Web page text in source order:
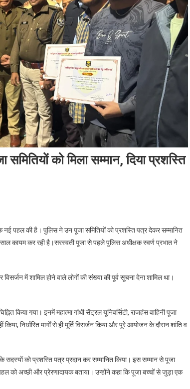
को मिला सम्मान, दिया प्रशस्ति
नई पहल की है। पुलिस ने उन पूजा समितियों को प्रशस्ति पत्र देकर सम्मानित
कायम कर रही है।सरस्वती पूजा से पहले पुलिस अधीक्षक स्वर्ण प्रभात ने
में शामिल होने वाले लोगों की संख्या की पूर्व सूचना देना शामिल था।
किया गया। इनमें महात्मा गांधी सेंट्रल यूनिवर्सिटी, राजहंस वाहिनी पूजा
निर्धारित मार्गों से ही मूर्ति विसर्जन किया और पूरे आयोजन के दौरान शांति व
सदस्यों को प्रशस्ति पत्र प्रदान कर सम्मानित किया। इस सम्मान से पूजा
को अच्छी और प्रेरणादायक बताया। उन्होंने कहा कि पूजा बच्चों से जुड़ा एक